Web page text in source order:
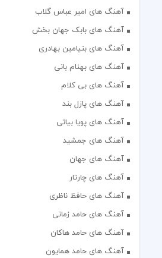
آهنگ های امیر عباس گلاب
آهنگ های بابک جهان بخش
آهنگ های بنیامین بهادری
آهنگ های بهنام بانی
آهنگ های بی کلام
آهنگ های پازل بند
آهنگ های پویا بیاتی
آهنگ های جمشید
آهنگ های جهان
آهنگ های چارتار
آهنگ های حافظ ناظری
آهنگ های حامد زمانی
آهنگ های حامد هاکان
آهنگ های حامد همایون